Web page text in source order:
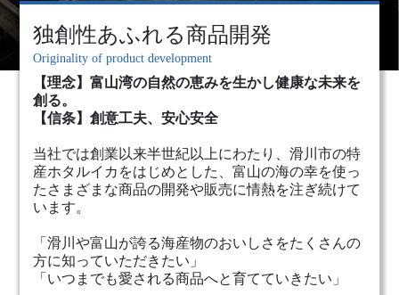
独創性あふれる商品開発
Originality of product development
【理念】富山湾の自然の恵みを生かし健康な未来を
創る。
【信条】創意工夫、安心安全
当社では創業以来半世紀以上にわたり、滑川市の特
産ホタルイカをはじめとした、富⼭の海の幸を使っ
たさまざまな商品の開発や販売に情熱を注ぎ続けて
います。
「滑川や富⼭が誇る海産物のおいしさをたくさんの
方に知っていただきたい」
「いつまでも愛される商品へと育てていきたい」